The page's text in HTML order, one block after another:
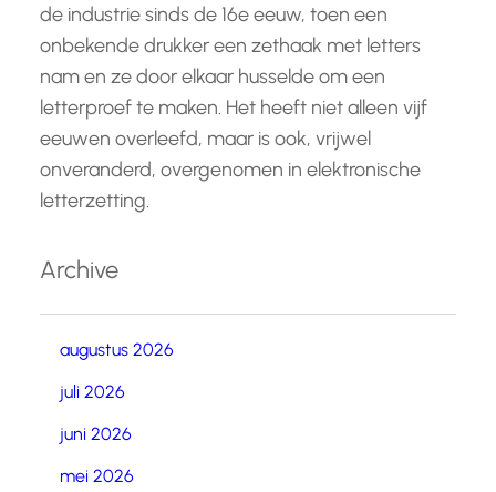
de industrie sinds de 16e eeuw, toen een
onbekende drukker een zethaak met letters
nam en ze door elkaar husselde om een
letterproef te maken. Het heeft niet alleen vijf
eeuwen overleefd, maar is ook, vrijwel
onveranderd, overgenomen in elektronische
letterzetting.
Archive
augustus 2026
juli 2026
juni 2026
mei 2026